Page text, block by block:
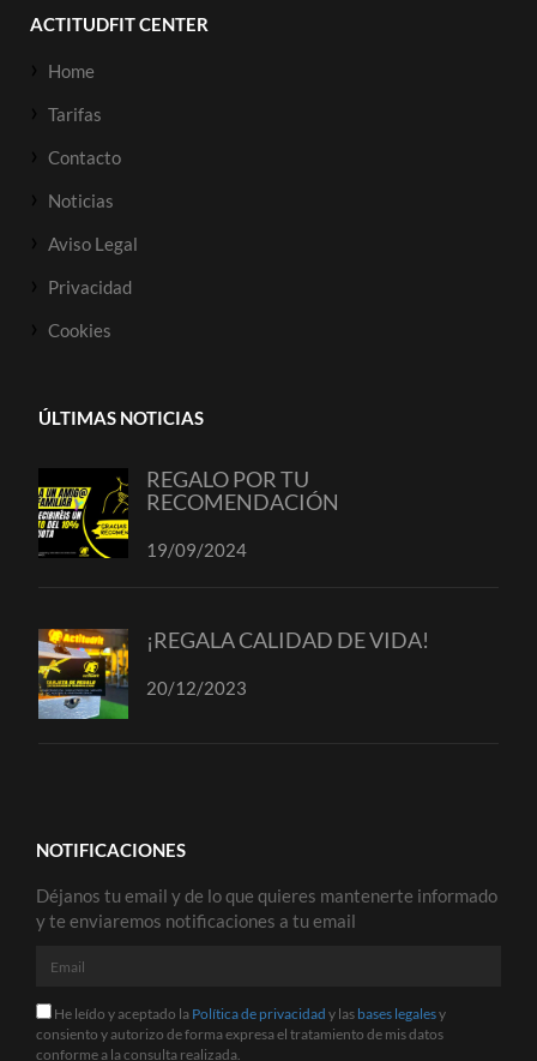
ACTITUDFIT CENTER
Home
Tarifas
Contacto
Noticias
Aviso Legal
Privacidad
Cookies
ÚLTIMAS NOTICIAS
REGALO POR TU
RECOMENDACIÓN
19/09/2024
¡REGALA CALIDAD DE VIDA!
20/12/2023
NOTIFICACIONES
Déjanos tu email y de lo que quieres mantenerte informado
y te enviaremos notificaciones a tu email
Email
He
leído
y
He leído y aceptado la Política de privacidad y las bases legalesy
consiento y autorizo de forma expresa el tratamiento de mis datos
conforme a la consulta realizada.